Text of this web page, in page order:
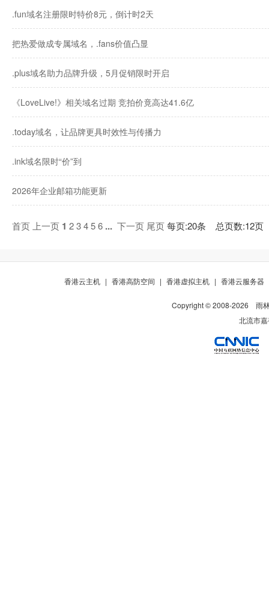
.fun域名注册限时特价8元，倒计时2天
把热爱做成专属域名，.fans价值凸显
.plus域名助力品牌升级，5月促销限时开启
《LoveLive!》相关域名过期 竞拍价竟高达41.6亿
.today域名，让品牌更具时效性与传播力
.ink域名限时“价”到
2026年企业邮箱功能更新
首页 上一页 1 23456 ... 下一页 尾页每页:20条 总页数:12
香港云主机 | 香港高防空间 | 香港虚拟主机 | 香港云服务器
Copyright © 2008-2026
雨
北流市